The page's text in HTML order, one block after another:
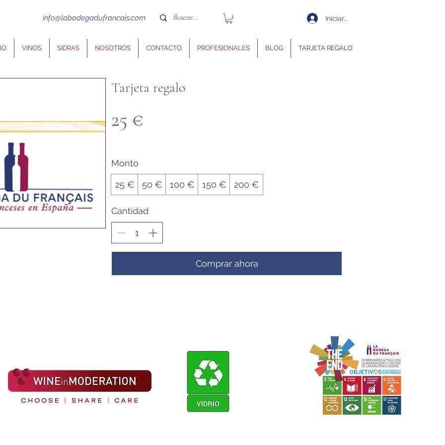
Iniciar sesión
VINOS SIDRAS NOSOTROS CONTACTO PROFESIONALES BLOG TARJETA REGALO
info@labodegadufrancais.com
Tarjeta regalo
25 €
Monto
25 € 50 € 100 € 150 € 200 €
Cantidad
Comprar ahora